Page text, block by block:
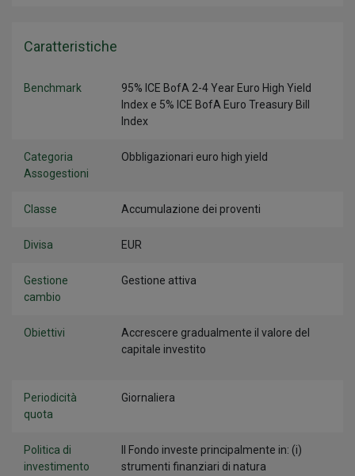
Caratteristiche
Benchmark
95% ICE BofA 2-4 Year Euro High Yield
Index e 5% ICE BofA Euro Treasury Bill
Index
Categoria
Assogestioni
Obbligazionari euro high yield
Classe Accumulazione dei proventi
Divisa EUR
Gestione
cambio
Gestione attiva
Obiettivi
Accrescere gradualmente il valore del
capitale investito
Periodicità
quota
Giornaliera
Politica di
investimento
Il Fondo investe principalmente in: (i)
strumenti finanziari di natura